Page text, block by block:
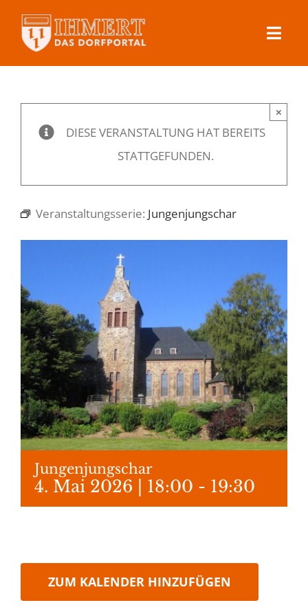
Dorfleben
Kontakt
DIESE VERANSTALTUNG HAT BEREITS
STATTGEFUNDEN.
×
Veranstaltungsserie: Jungenjungschar
Jungenjungschar
4. Mai 2026 | 18:00 - 19:30
ZUM KALENDER HINZUFÜGEN